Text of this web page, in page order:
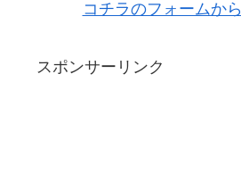
コチラのフォームから
スポンサーリンク